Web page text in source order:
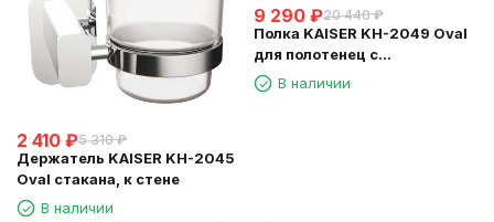
2 410 ₽5 310 ₽
Держатель KAISER KH-2045
Oval стакана, к стене
В наличии
9 290 ₽20 440 ₽
Полка KAISER KH-2049 Oval
для полотенец с
держателем
В наличии